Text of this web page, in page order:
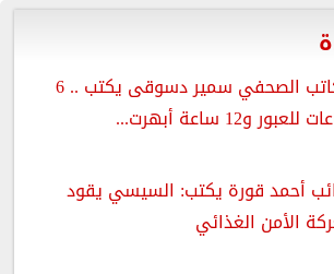
الكاتب الصحفي سمير دسوقى يكتب .. 6
و12 ساعة أبهرت...
أحمد قورة يكتب: السيسي يقود
الأمن الغذائي